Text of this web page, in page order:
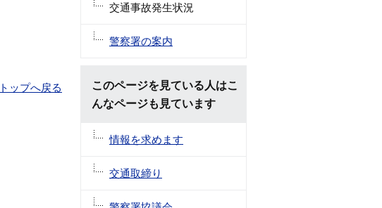
ップへ戻る
交通事故発生状況
警察署の案内
このページを見ている人はこ
んなページも見ています
情報を求めます
交通取締り